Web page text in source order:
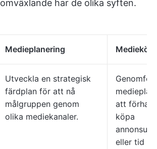
har de olika syften.
Medieplanering Medieköp
Utveckla en strategisk
färdplan för att nå
målgruppen genom
olika mediekanaler.
Genomför
att
köpa
eller tid